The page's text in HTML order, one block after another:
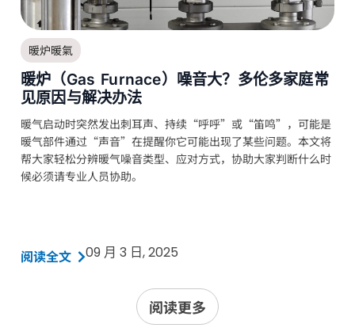
暖炉暖氣
暖炉（Gas Furnace）噪音大？多伦多家庭常
见原因与解决办法
暖气启动时突然发出刺耳声、持续“呼呼”或“笛鸣”，可能是
暖气部件通过“声音”在提醒你它可能出现了某些问题。本文将
帮大家轻松分辨暖气噪音类型、应对方式，协助大家判断什么时
候必须请专业人员协助。
阅读全文 09 月 3 日, 2025
阅读更多